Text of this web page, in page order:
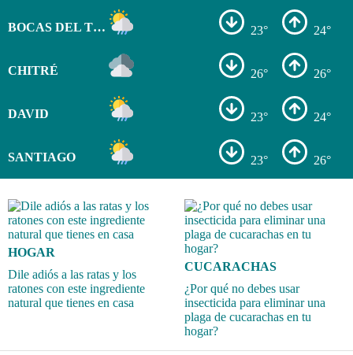
BOCAS DEL TORO 23° 24°
CHITRÉ 26° 26°
DAVID 23° 24°
SANTIAGO 23° 26°
HOGAR
Dile adiós a las ratas y los
ratones con este ingrediente
natural que tienes en casa
CUCARACHAS
¿Por qué no debes usar
insecticida para eliminar una
plaga de cucarachas en tu
hogar?